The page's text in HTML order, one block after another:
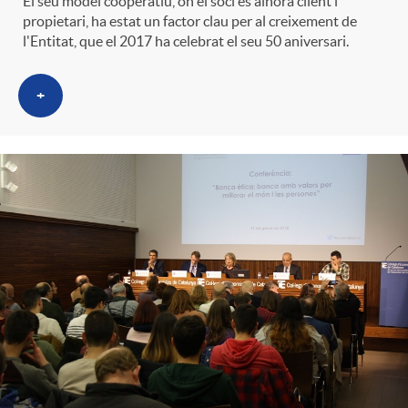
t
r
o
C
a
t
e
n
g
u
t
s
propietari, ha estat un factor clau per al creixement de
l'Entitat, que el 2017 ha celebrat el seu 50 aniversari.
+